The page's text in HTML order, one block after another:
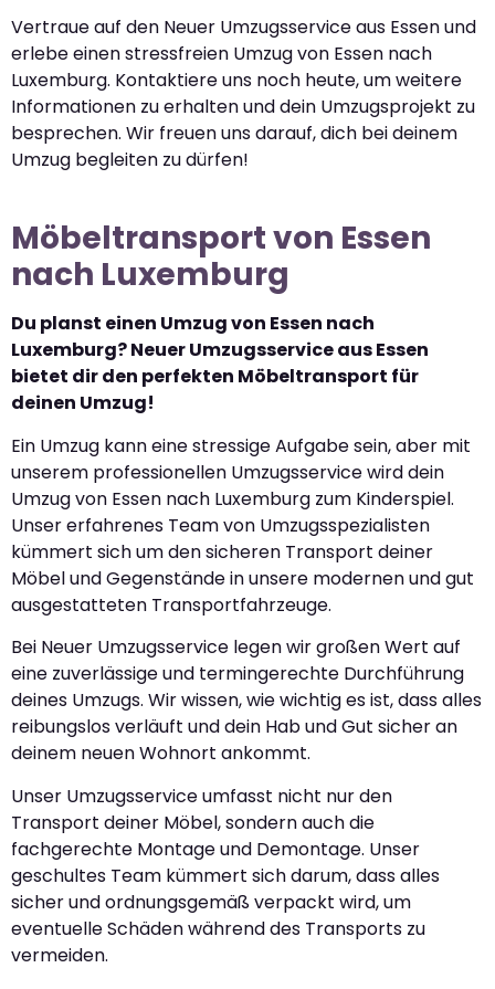
Vertraue auf den Neuer Umzugsservice aus Essen und
erlebe einen stressfreien Umzug von Essen nach
Luxemburg. Kontaktiere uns noch heute, um weitere
Informationen zu erhalten und dein Umzugsprojekt zu
besprechen. Wir freuen uns darauf, dich bei deinem
Umzug begleiten zu dürfen!
Möbeltransport von Essen
nach Luxemburg
Du planst einen Umzug von Essen nach
Luxemburg? Neuer Umzugsservice aus Essen
bietet dir den perfekten Möbeltransport für
deinen Umzug!
Ein Umzug kann eine stressige Aufgabe sein, aber mit
unserem professionellen Umzugsservice wird dein
Umzug von Essen nach Luxemburg zum Kinderspiel.
Unser erfahrenes Team von Umzugsspezialisten
kümmert sich um den sicheren Transport deiner
Möbel und Gegenstände in unsere modernen und gut
ausgestatteten Transportfahrzeuge.
Bei Neuer Umzugsservice legen wir großen Wert auf
eine zuverlässige und termingerechte Durchführung
deines Umzugs. Wir wissen, wie wichtig es ist, dass alles
reibungslos verläuft und dein Hab und Gut sicher an
deinem neuen Wohnort ankommt.
Unser Umzugsservice umfasst nicht nur den
Transport deiner Möbel, sondern auch die
fachgerechte Montage und Demontage. Unser
geschultes Team kümmert sich darum, dass alles
sicher und ordnungsgemäß verpackt wird, um
eventuelle Schäden während des Transports zu
vermeiden.